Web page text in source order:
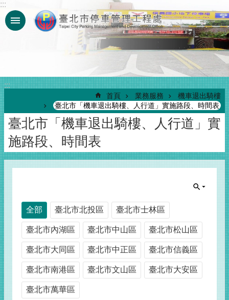
跳到主要內容區塊
:::
:::
首頁 業務服務
機車退出騎樓
臺北市「機車退出騎樓、人行道」實施路段、時間表
臺北市「機車退出騎樓、人行道」實
施路段、時間表
全部 臺北市北投區 臺北市士林區
臺北市內湖區 臺北市中山區 臺北市松山區
臺北市大同區 臺北市中正區 臺北市信義區
臺北市南港區 臺北市文山區 臺北市大安區
臺北市萬華區